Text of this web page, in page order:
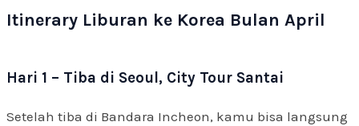
Itinerary Liburan ke Korea Bulan April
Hari 1 – Tiba di Seoul, City Tour Santai
Setelah tiba di Bandara Incheon, kamu bisa langsung